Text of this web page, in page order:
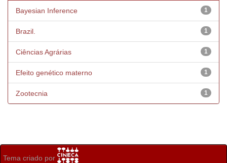
1
Bayesian Inference
1
Brazil.
1
Ciências Agrárias
1
Efeito genético materno
1
Zootecnia
Tema criado por